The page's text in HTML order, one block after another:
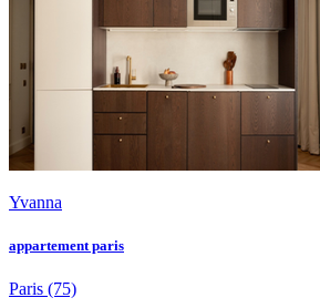
Yvanna
appartement paris
Paris (75)